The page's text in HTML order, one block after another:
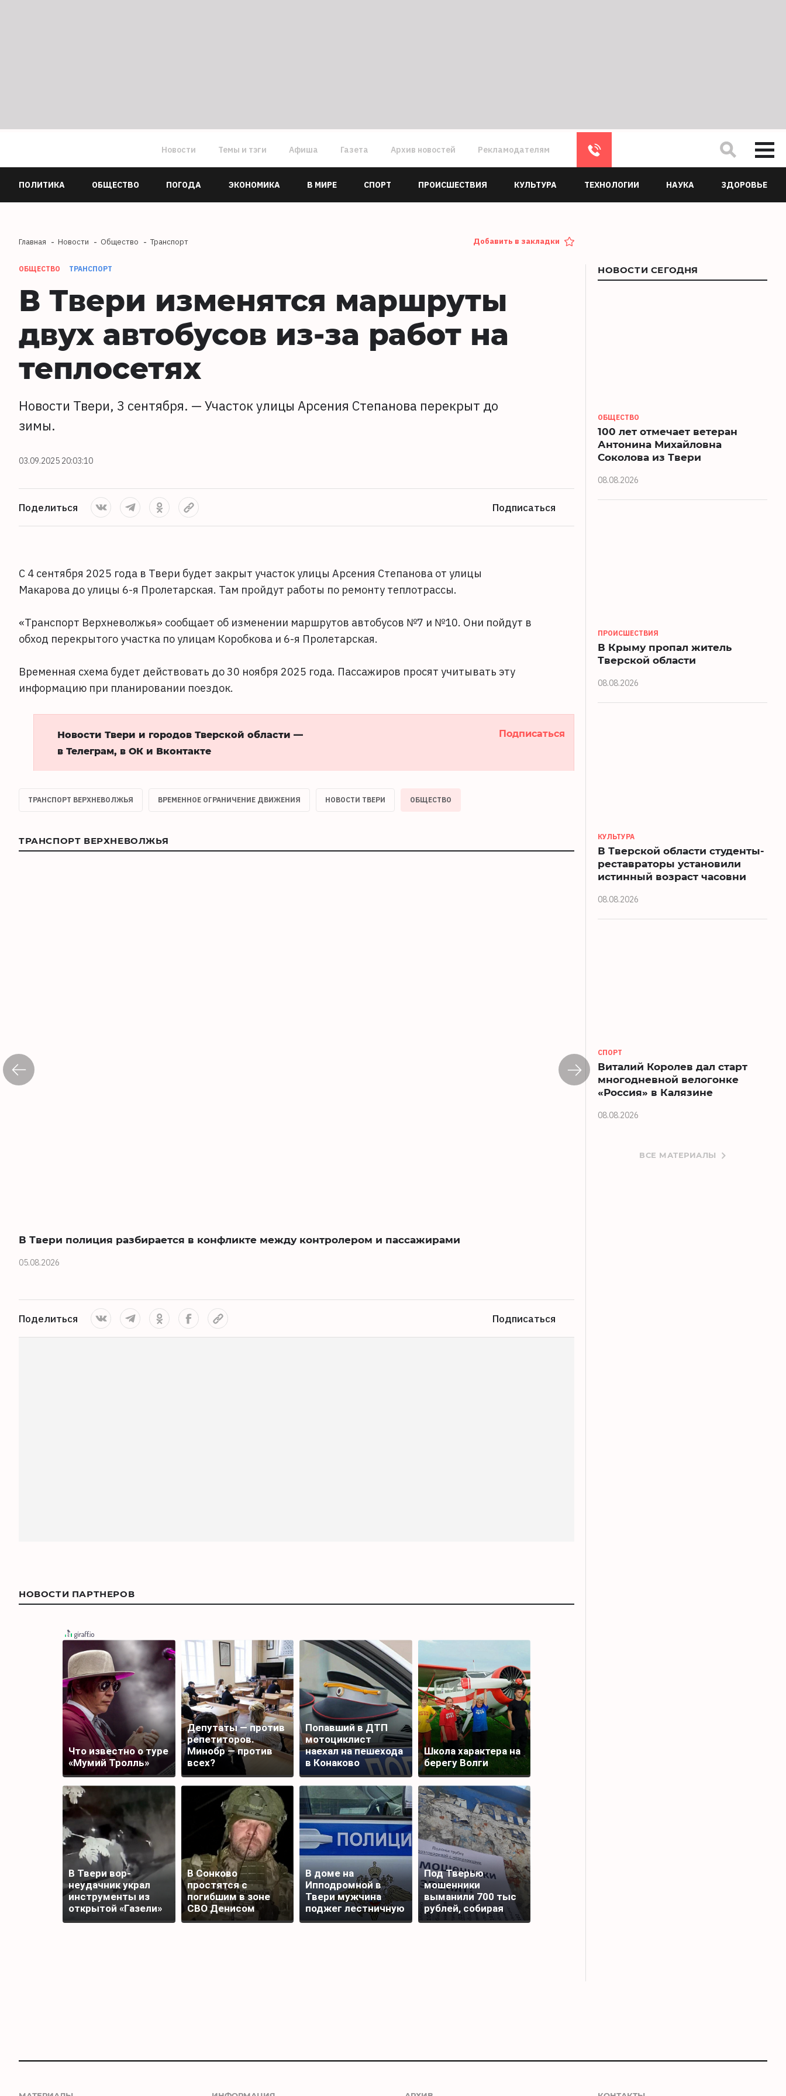
Новости Темы и тэги Афиша Газета Архив новостей Рекламодателям
ПОЛИТИКА ОБЩЕСТВО ПОГОДА ЭКОНОМИКА В МИРЕ СПОРТ ПРОИСШЕСТВИЯ КУЛЬТУРА ТЕХНОЛОГИИ НАУКА ЗДОРОВЬЕ
Главная Новости Общество Транспорт Добавить в закладки
ОБЩЕСТВО ТРАНСПОРТ
В Твери изменятся маршруты
двух автобусов из-за работ на
теплосетях
Новости Твери, 3 сентября. — Участок улицы Арсения Степанова перекрыт до
зимы.
03.09.2025 20:03:10
Поделиться Подписаться
С 4 сентября 2025 года в Твери будет закрыт участок улицы Арсения Степанова от улицы
Макарова до улицы 6-я Пролетарская. Там пройдут работы по ремонту теплотрассы.
«Транспорт Верхневолжья» сообщает об изменении маршрутов автобусов №7 и №10. Они пойдут в
обход перекрытого участка по улицам Коробкова и 6-я Пролетарская.
Временная схема будет действовать до 30 ноября 2025 года. Пассажиров просят учитывать эту
информацию при планировании поездок.
Новости Твери и городов Тверской области —
в Телеграм, в ОК и Вконтакте
Подписаться
ТРАНСПОРТ ВЕРХНЕВОЛЖЬЯ ВРЕМЕННОЕ ОГРАНИЧЕНИЕ ДВИЖЕНИЯ НОВОСТИ ТВЕРИ ОБЩЕСТВО
ТРАНСПОРТ ВЕРХНЕВОЛЖЬЯ
В Твери полиция разбирается в конфликте между контролером и пассажирами
05.08.2026
Поделиться Подписаться
НОВОСТИ ПАРТНЕРОВ
Что известно о туре
«Мумий Тролль»
Депутаты — против
репетиторов.
Минобр — против
всех?
Попавший в ДТП
мотоциклист
наехал на пешехода
в Конаково
Школа характера на
берегу Волги
В Твери вор-
неудачник украл
инструменты из
открытой «Газели»
и лишился добычи
В Сонково
простятся с
погибшим в зоне
СВО Денисом
Шаповаловым
В доме на
Ипподромной в
Твери мужчина
поджег лестничную
площадку
Под Тверью
мошенники
выманили 700 тыс
рублей, собирая
подписи для
НОВОСТИ СЕГОДНЯ
ОБЩЕСТВО
100 лет отмечает ветеран
Антонина Михайловна
Соколова из Твери
08.08.2026
ПРОИСШЕСТВИЯ
В Крыму пропал житель
Тверской области
08.08.2026
КУЛЬТУРА
В Тверской области студенты-
реставраторы установили
истинный возраст часовни
08.08.2026
СПОРТ
Виталий Королев дал старт
многодневной велогонке
«Россия» в Калязине
08.08.2026
ВСЕ МАТЕРИАЛЫ